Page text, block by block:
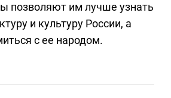
позволяют им лучше узнать
и культуру России, а
с ее народом.